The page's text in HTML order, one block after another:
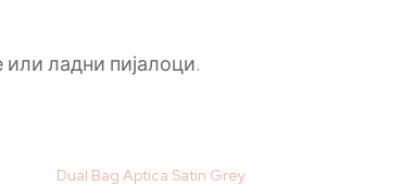
ладни пијалоци.
Dual Bag Aptica Satin Grey